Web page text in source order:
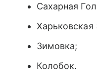
Сахарная
Харьковская
Зимовка;
Колобок.